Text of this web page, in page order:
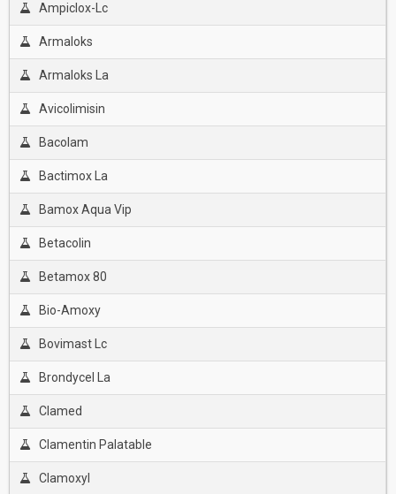
Ampiclox-Lc
Armaloks
Armaloks La
Avicolimisin
Bacolam
Bactimox La
Bamox Aqua Vip
Betacolin
Betamox 80
Bio-Amoxy
Bovimast Lc
Brondycel La
Clamed
Clamentin Palatable
Clamoxyl